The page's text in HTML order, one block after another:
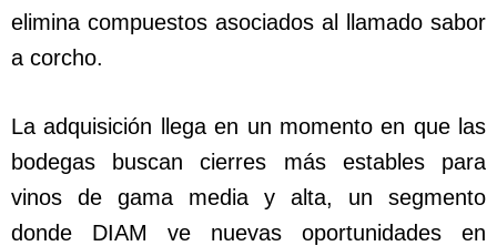
elimina compuestos asociados al llamado sabor
a corcho.
La adquisición llega en un momento en que las
bodegas buscan cierres más estables para
vinos de gama media y alta, un segmento
donde DIAM ve nuevas oportunidades en